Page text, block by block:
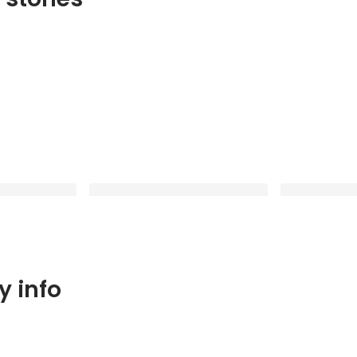
ちゃんが焼き
み焼きパーテ
info